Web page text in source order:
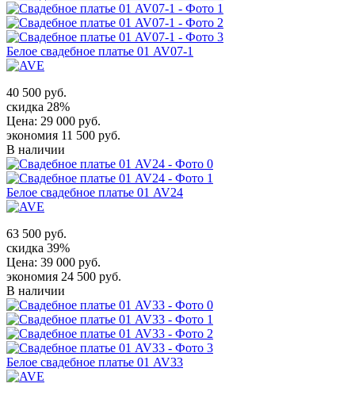
Белое свадебное платье 01 AV07-1
40 500 руб.
скидка 28%
Цена: 29 000 руб.
экономия 11 500 руб.
В наличии
Белое свадебное платье 01 AV24
63 500 руб.
скидка 39%
Цена: 39 000 руб.
экономия 24 500 руб.
В наличии
Белое свадебное платье 01 AV33